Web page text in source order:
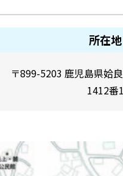
所在地
〒899-5203 鹿児島県姶
1412番1